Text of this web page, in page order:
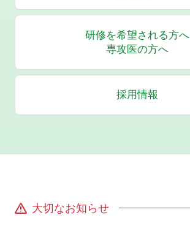
研修を希望される方へ
専攻医の方へ
採用情報
大切なお知らせ